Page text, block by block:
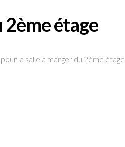
2ème étage
la salle à manger du 2ème étage.